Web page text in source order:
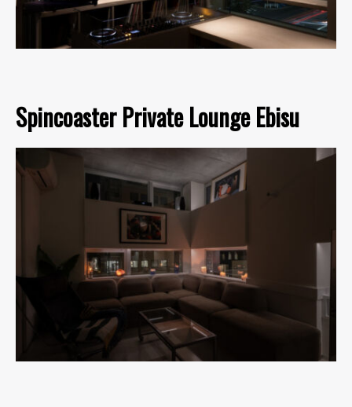
Spincoaster Private Lounge Ebisu